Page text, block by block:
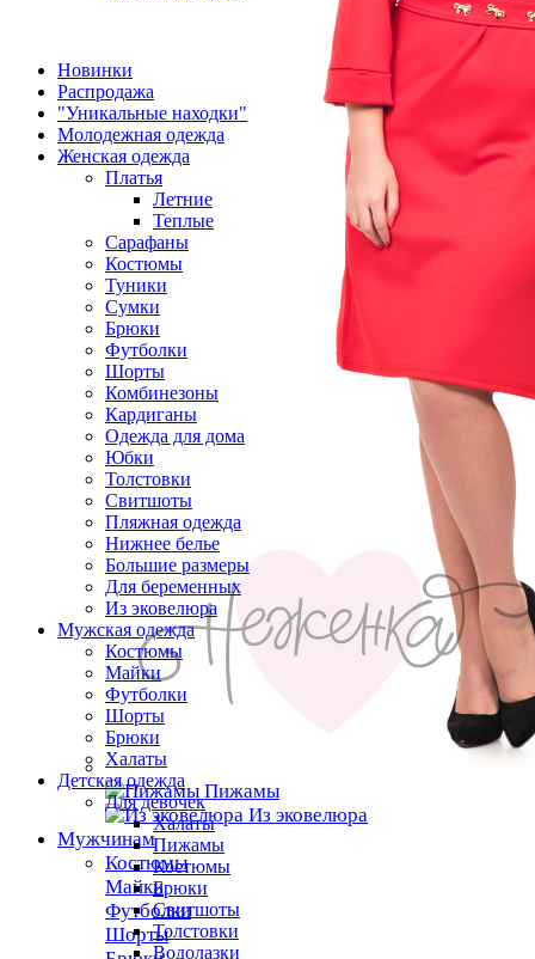
Пижамы
Из эковелюра
Мужчинам
Костюмы
Майки
Футболки
Шорты
Новинки
Распродажа
"Уникальные находки"
Молодежная одежда
Женская одежда
Платья
Летние
Теплые
Сарафаны
Костюмы
Туники
Сумки
Брюки
Футболки
Шорты
Комбинезоны
Кардиганы
Одежда для дома
Юбки
Толстовки
Свитшоты
Пляжная одежда
Нижнее белье
Большие размеры
Для беременных
Из эковелюра
Мужская одежда
Костюмы
Майки
Футболки
Шорты
Брюки
Халаты
Детская одежда
Для девочек
Халаты
Пижамы
Костюмы
Брюки
Свитшоты
Толстовки
Водолазки